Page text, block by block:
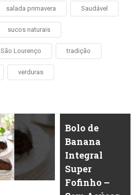
salada primavera Saudável
sucos naturais
São Lourenço tradição
verduras
Bolo de
Banana
Integral
Super
Fofinho –